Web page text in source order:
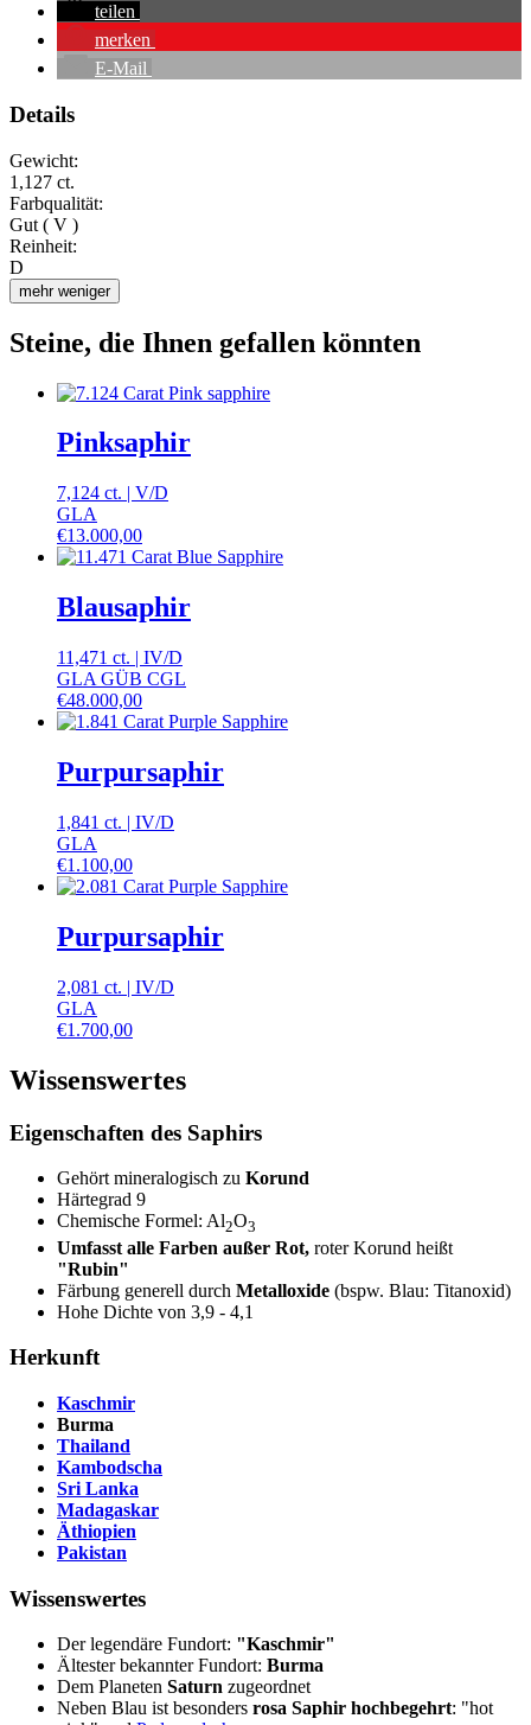
teilen
merken
E-Mail
Details
Gewicht:
1,127 ct.
Farbqualität:
Gut ( V )
Reinheit:
D
mehr weniger
Steine, die Ihnen gefallen könnten
Pinksaphir
7,124 ct. | V/D
GLA
€13.000,00
Blausaphir
11,471 ct. | IV/D
GLA GÜB CGL
€48.000,00
Purpursaphir
1,841 ct. | IV/D
GLA
€1.100,00
Purpursaphir
2,081 ct. | IV/D
GLA
€1.700,00
Wissenswertes
Eigenschaften des Saphirs
Gehört mineralogisch zu Korund
Härtegrad 9
Chemische Formel: Al2O3
Umfasst alle Farben außer Rot, roter Korund heißt
"Rubin"
Färbung generell durch Metalloxide (bspw. Blau: Titanoxid)
Hohe Dichte von 3,9 - 4,1
Herkunft
Kaschmir
Burma
Thailand
Kambodscha
Sri Lanka
Madagaskar
Äthiopien
Pakistan
Wissenswertes
Der legendäre Fundort: "Kaschmir"
Ältester bekannter Fundort: Burma
Dem Planeten Saturn zugeordnet
Neben Blau ist besonders rosa Saphir hochbegehrt: "hot